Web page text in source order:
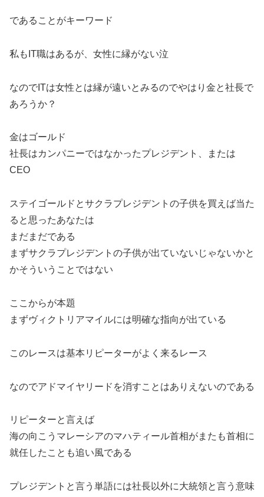
であることがキーワード
私もIT職はあるが、女性に縁がない泣
なのでITは女性とは縁が遠いとみるのでやはり金と社長で
あろうか？
金はゴールド
社長はカンパニーではなかったプレジデント、または
CEO
ステイゴールドとサクラプレジデントの子供を買えば当た
ると思ったあなたは
まだまだである
まずサクラプレジデントの子供が出ていないじゃないかと
かそういうことではない
ここからが本題
まずヴィクトリアマイルには明確な指向が出ている
このレースは基本リピーターがよく来るレース
なのでアドマイヤリードを消すことはありえないのである
リピーターと言えば
海の向こうマレーシアのマハティール首相がまたも首相に
就任したことも追い風である
プレジデントと言う単語には社長以外に大統領と言う意味